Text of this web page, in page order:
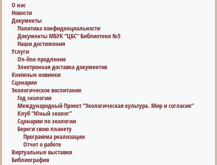
О нас
Новости
Документы
Политика конфиденциальности
Документы МБУК “ЦБС” Библиотеки №5
Наши достижения
Услуги
On-line продление
Электронная доставка документов
Книжные новинки
Сценарии
Экологическое воспитание
Год экологии
Международный Проект “Экологическая культура. Мир и согласие”
Клуб “Юный эколог”
Сценарии по экологии
Береги свою планету
Программа реализации
Отчет о работе
Виртуальные выставки
Библиография